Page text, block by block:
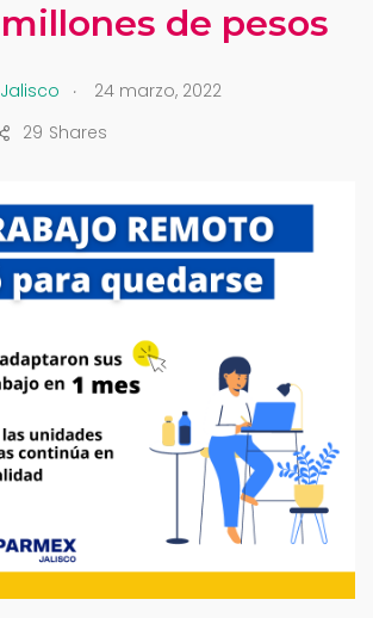
de pesos
.
24 marzo, 2022
Shares
29